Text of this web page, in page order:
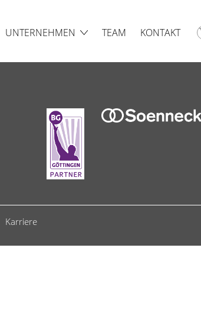
UNTERNEHMEN TEAM KONTAKT
Karriere